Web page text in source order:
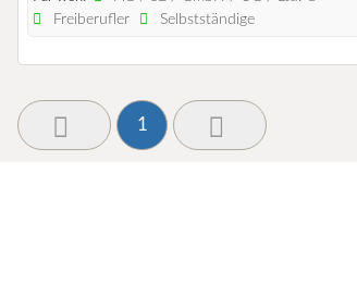
Freiberufler
Selbstständige
1